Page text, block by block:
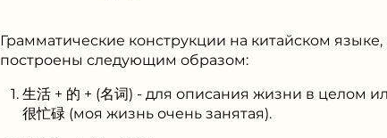
Грамматические конструкции на китайском
построены следующим образом:
生活 + 的 + (名词) - для описания жизни в целом
很忙碌 (моя жизнь очень занятая).